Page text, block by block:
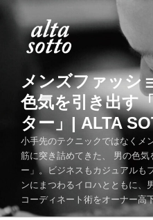
メンズファッシ
色気を引き出す
ター」| ALTA
小手先のテクニックではなくメ
筋に突き詰めてきた、 男の色
ー」。ビジネスもカジュアルも
ンにまつわるイロハとともに、
コーディネート術をオーナー高